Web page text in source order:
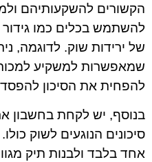
הקשורים להשקעותיהם
להשתמש בכלים כמו
של ירידות שוק. לדוגמה,
שמאפשרות למשקיע למכור
להפחית את הסיכון
בנוסף, יש לקחת בחשבון
סיכונים הנוגעים לשוק
אחד בלבד ולבנות תיק